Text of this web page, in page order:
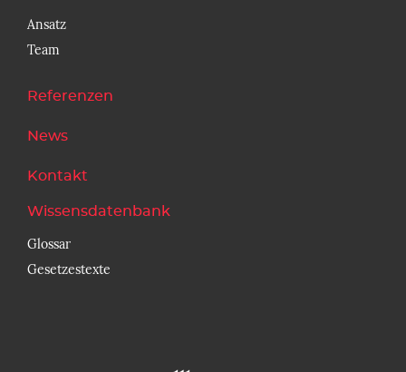
Ansatz
Team
Referenzen
News
Kontakt
Wissensdatenbank
Glossar
Gesetzestexte